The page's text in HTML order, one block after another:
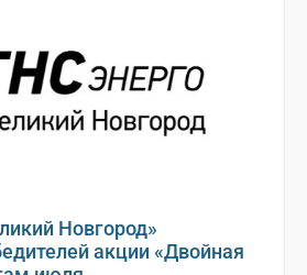
Новгород»
акции «Двойная